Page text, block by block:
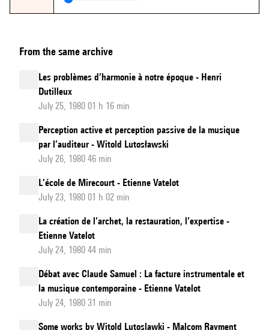
From the same archive
Les problèmes d’harmonie à notre époque - Henri
Dutilleux
July 25, 1980 01 h 16 min
Perception active et perception passive de la musique
par l’auditeur - Witold Lutosławski
July 26, 1980 46 min
L’école de Mirecourt - Etienne Vatelot
July 23, 1980 01 h 02 min
La création de l’archet, la restauration, l’expertise -
Etienne Vatelot
July 24, 1980 44 min
Débat avec Claude Samuel : La facture instrumentale et
la musique contemporaine - Etienne Vatelot
July 24, 1980 31 min
Some works by Witold Lutoslawki - Malcom Rayment